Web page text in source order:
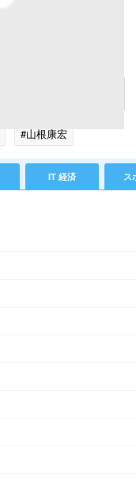
#山根康宏
IT 経済 ス